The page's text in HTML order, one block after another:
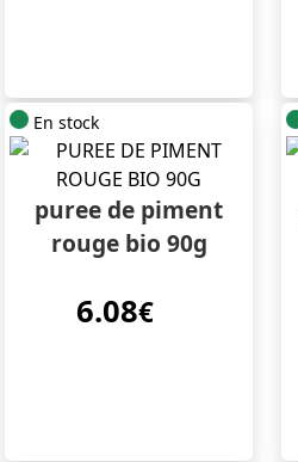
En stock
puree de piment
rouge bio 90g
6.08€